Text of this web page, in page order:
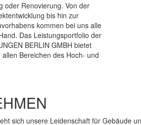
oder Renovierung. Von der
bis hin zur
kommen bei uns alle
Das Leistungsportfolio der
BERLIN GMBH bietet
Bereichen des Hoch- und
sich unsere Leidenschaft für Gebäude